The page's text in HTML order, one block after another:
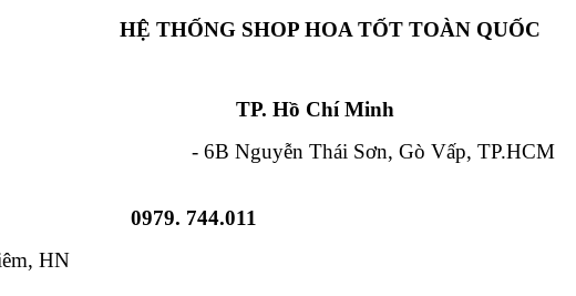
HỆ THỐNG SHOP HOA TỐT TOÀN QUỐC
Hồ Chí Minh Đà
Nội - 6B Nguyễn Thái Sơn, Gò Vấp,
0979. 744.011
Nam Từ Liêm, HN - 12 Hải